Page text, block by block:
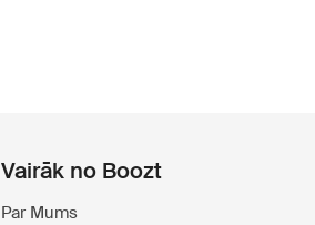
Vairāk no Boozt
Par Mums